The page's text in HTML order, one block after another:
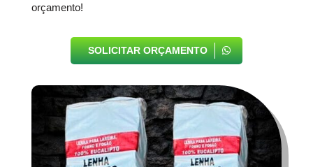
orçamento!
SOLICITAR ORÇAMENTO